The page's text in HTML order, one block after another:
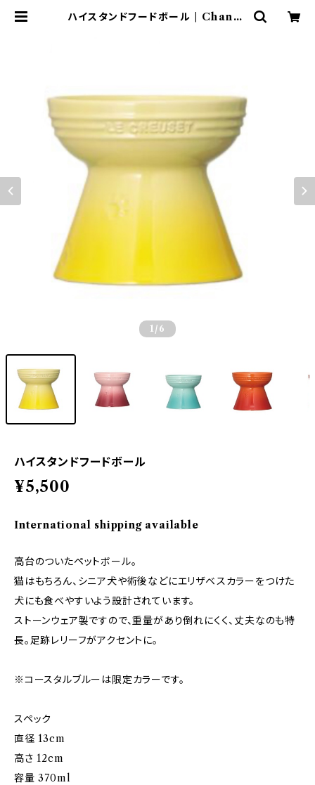
ハイスタンドフードボール | Chantil
1 /6
ハイスタンドフードボール
¥5,500
International shipping available
高台のついたペットボール。
猫はもちろん、シニア犬や術後などにエリザベスカラーをつけた
犬にも食べやすいよう設計されています。
ストーンウェア製ですので、重量があり倒れにくく、丈夫なのも特
長。足跡レリーフがアクセントに。
※コースタルブルーは限定カラーです。
スペック
直径 13cm
高さ 12cm
容量 370ml